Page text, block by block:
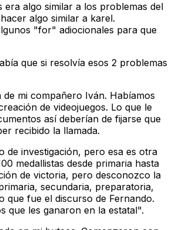
algo similar a los problemas del
algo similar a karel.
"for" adiocionales para que
que si resolvía esos 2 problemas
mi compañero Iván. Habíamos
de videojuegos. Lo que le
así deberían de fijarse que
recibido la llamada.
de investigación, pero esa es otra
medallistas desde primaria hasta
de victoria, pero desconozco la
secundaria, preparatoria,
que fue el discurso de Fernando.
que les ganaron en la estatal".